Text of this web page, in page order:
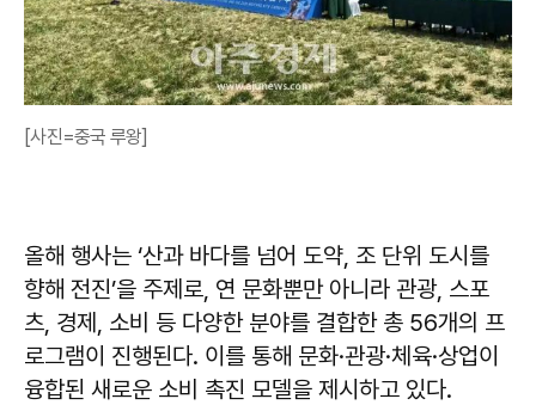
[사진=중국 루왕]
올해 행사는 ‘산과 바다를 넘어 도약, 조 단위 도시를
향해 전진’을 주제로, 연 문화뿐만 아니라 관광, 스포
츠, 경제, 소비 등 다양한 분야를 결합한 총 56개의 프
로그램이 진행된다. 이를 통해 문화·관광·체육·상업이
융합된 새로운 소비 촉진 모델을 제시하고 있다.